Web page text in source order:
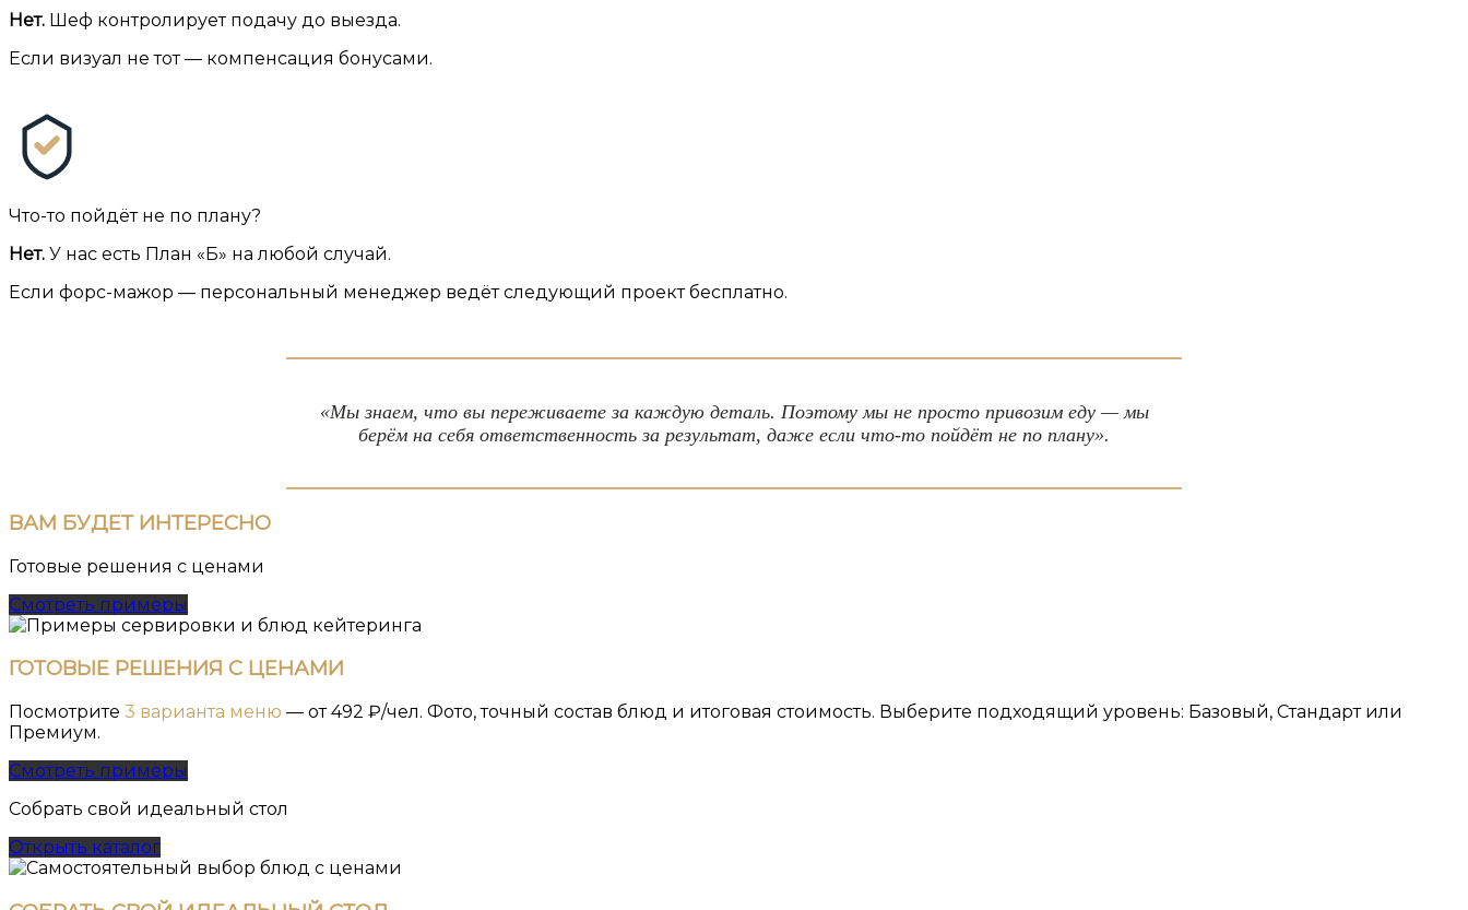
Нет. Шеф контролирует подачу до выезда.
Если визуал не тот — компенсация бонусами.
Что-то пойдёт не по плану?
Нет. У нас есть План «Б» на любой случай.
Если форс-мажор — персональный менеджер ведёт следующий проект бесплатно.
«Мы знаем, что вы переживаете за каждую деталь. Поэтому мы не просто привозим еду — мы
берём на себя ответственность за результат, даже если что-то пойдёт не по плану».
ВАМ БУДЕТ ИНТЕРЕСНО
Готовые решения с ценами
Смотреть примеры
ГОТОВЫЕ РЕШЕНИЯ С ЦЕНАМИ
Посмотрите 3 варианта меню — от 492 ₽/чел. Фото, точный состав блюд и итоговая стоимость. Выберите подходящий уровень: Базовый, Стандарт или
Премиум.
Смотреть примеры
Собрать свой идеальный стол
Открыть каталог